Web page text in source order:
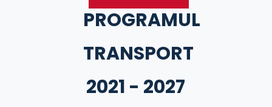
PROGRAMUL
TRANSPORT
2021 - 2027